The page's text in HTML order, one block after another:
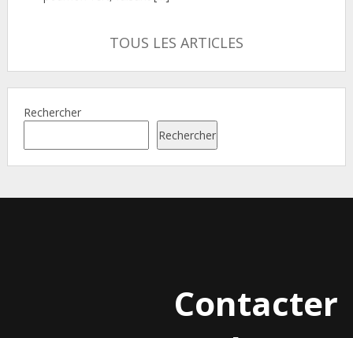
TOUS LES ARTICLES
Rechercher
Rechercher
Contacter